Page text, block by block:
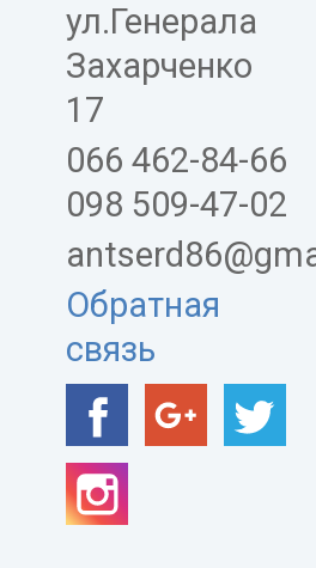
ул.Генерала
Захарченко
17
066 462-84-66
098 509-47-02
Обратная
связь